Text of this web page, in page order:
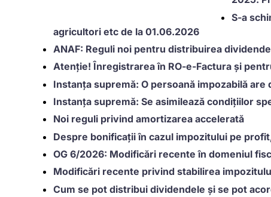
S-a
agricultori etc de la 01.06.2026
ANAF: Reguli noi pentru distribuirea
Atenție! Înregistrarea în RO-e-Factura și
Instanța supremă: O persoană impozabilă
Instanța supremă: Se asimilează condițiilor
Noi reguli privind amortizarea accelerată
Despre bonificații în cazul impozitului pe
OG 6/2026: Modificări recente în domeniul
Modificări recente privind stabilirea
Cum se pot distribui dividendele și se pot